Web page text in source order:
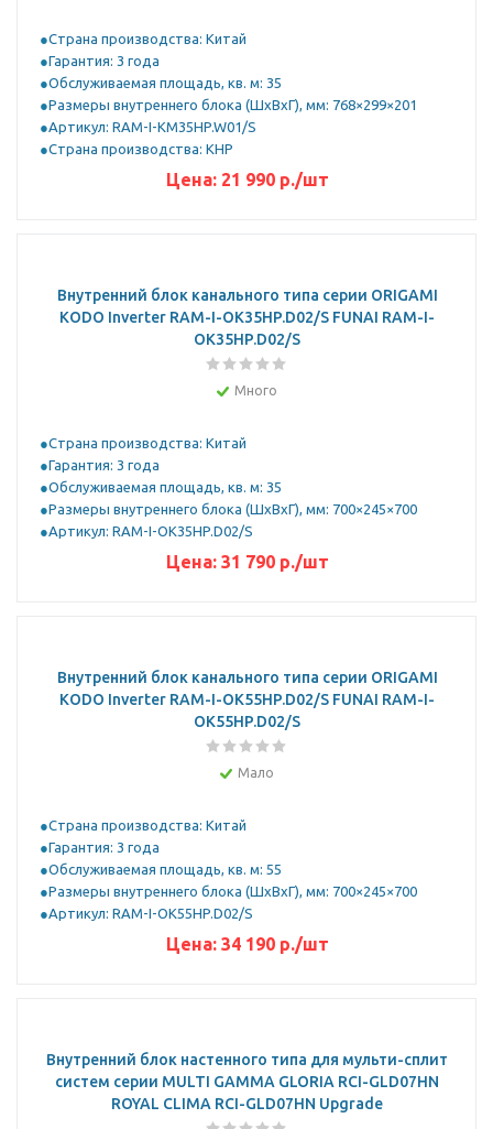
Страна производства: Китай
Гарантия: 3 года
Обслуживаемая площадь, кв. м: 35
Размеры внутреннего блока (ШхВхГ), мм: 768×299×201
Артикул: RAM-I-KM35HP.W01/S
Страна производства: КНР
Цена: 21 990р./шт
Внутренний блок канального типа серии ORIGAMI
KODO Inverter RAM-I-OK35HP.D02/S FUNAI RAM-I-
OK35HP.D02/S
Много
Страна производства: Китай
Гарантия: 3 года
Обслуживаемая площадь, кв. м: 35
Размеры внутреннего блока (ШхВхГ), мм: 700×245×700
Артикул: RAM-I-OK35HP.D02/S
Цена: 31 790р./шт
Внутренний блок канального типа серии ORIGAMI
KODO Inverter RAM-I-OK55HP.D02/S FUNAI RAM-I-
OK55HP.D02/S
Мало
Страна производства: Китай
Гарантия: 3 года
Обслуживаемая площадь, кв. м: 55
Размеры внутреннего блока (ШхВхГ), мм: 700×245×700
Артикул: RAM-I-OK55HP.D02/S
Цена: 34 190р./шт
Внутренний блок настенного типа для мульти-сплит
систем серии MULTI GAMMA GLORIA RCI-GLD07HN
ROYAL CLIMA RCI-GLD07HN Upgrade